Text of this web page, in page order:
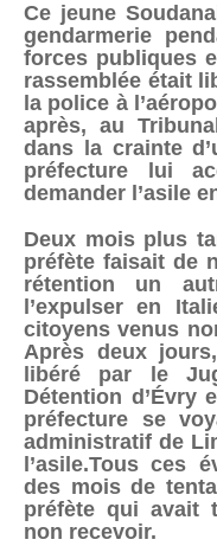
Ce jeune
gendarmerie
forces publiques
rassemblée était
la police à
après, au
dans la crainte
préfecture lui
demander l’asile
Deux mois plus
préfète faisait de
rétention un
l’expulser en
citoyens venus
Après deux
libéré par le
Détention d’Évry
préfecture se
administratif de
l’asile.Tous ces
des mois de
préfète qui avait
non recevoir.